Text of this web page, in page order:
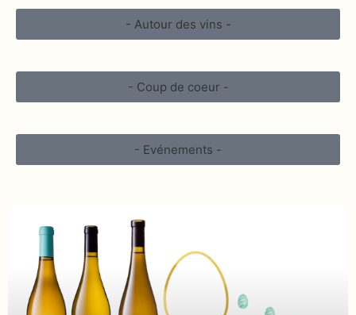
- Autour des vins -
- Coup de coeur -
- Evénements -